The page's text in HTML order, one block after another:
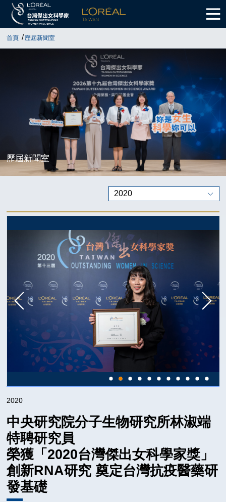
首頁 歷屆新聞室
歷屆新聞室
2020
2025
2024
2023
2022
2021
2020
2018
2015
2012
2010
2009
2020
中央研究院分子生物研究所林淑端
特聘研究員
榮獲「2020台灣傑出女科學家獎」
創新RNA研究 奠定台灣抗疫醫藥研
發基礎